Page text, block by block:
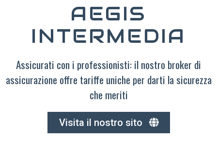
AEGIS
INTERMEDIA
Assicurati con i professionisti: il nostro broker di
assicurazione offre tariffe uniche per darti la sicurezza
che meriti
Visita il nostro sito